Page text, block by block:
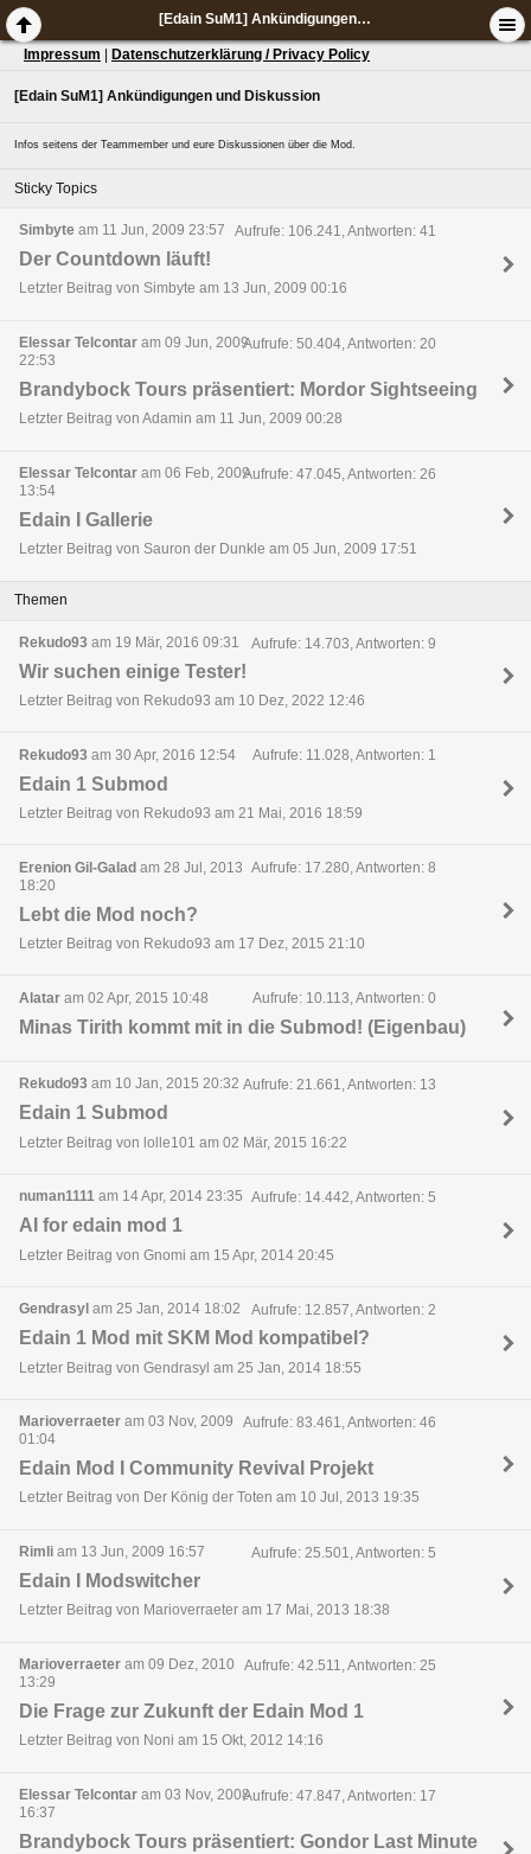
[Edain SuM1] Ankündigungen und Diskussion
Impressum Datenschutzerklärung / Privacy Policy
[Edain SuM1] Ankündigungen und Diskussion
Infos seitens der Teammember und eure Diskussionen über die Mod.
Sticky Topics
Simbyte am 11 Jun, 2009 23:57 Aufrufe: 106.241, Antworten: 41
Der Countdown läuft!
Letzter Beitrag von Simbyte am 13 Jun, 2009 00:16
Elessar Telcontar am 09 Jun, 2009
22:53
Aufrufe: 50.404, Antworten: 20
Brandybock Tours präsentiert: Mordor Sightseeing
Letzter Beitrag von Adamin am 11 Jun, 2009 00:28
Elessar Telcontar am 06 Feb, 2009
13:54
Aufrufe: 47.045, Antworten: 26
Edain I Gallerie
Letzter Beitrag von Sauron der Dunkle am 05 Jun, 2009 17:51
Themen
Rekudo93 am 19 Mär, 2016 09:31 Aufrufe: 14.703, Antworten: 9
Wir suchen einige Tester!
Letzter Beitrag von Rekudo93 am 10 Dez, 2022 12:46
Rekudo93 am 30 Apr, 2016 12:54 Aufrufe: 11.028, Antworten: 1
Edain 1 Submod
Letzter Beitrag von Rekudo93 am 21 Mai, 2016 18:59
Erenion Gil-Galad am 28 Jul, 2013
18:20
Aufrufe: 17.280, Antworten: 8
Lebt die Mod noch?
Letzter Beitrag von Rekudo93 am 17 Dez, 2015 21:10
Alatar am 02 Apr, 2015 10:48 Aufrufe: 10.113, Antworten: 0
Minas Tirith kommt mit in die Submod! (Eigenbau)
Rekudo93 am 10 Jan, 2015 20:32 Aufrufe: 21.661, Antworten: 13
Edain 1 Submod
Letzter Beitrag von lolle101 am 02 Mär, 2015 16:22
numan1111 am 14 Apr, 2014 23:35 Aufrufe: 14.442, Antworten: 5
AI for edain mod 1
Letzter Beitrag von Gnomi am 15 Apr, 2014 20:45
Gendrasyl am 25 Jan, 2014 18:02 Aufrufe: 12.857, Antworten: 2
Edain 1 Mod mit SKM Mod kompatibel?
Letzter Beitrag von Gendrasyl am 25 Jan, 2014 18:55
Marioverraeter am 03 Nov, 2009
01:04
Aufrufe: 83.461, Antworten: 46
Edain Mod I Community Revival Projekt
Letzter Beitrag von Der König der Toten am 10 Jul, 2013 19:35
Rimli am 13 Jun, 2009 16:57 Aufrufe: 25.501, Antworten: 5
Edain I Modswitcher
Letzter Beitrag von Marioverraeter am 17 Mai, 2013 18:38
Marioverraeter am 09 Dez, 2010
13:29
Aufrufe: 42.511, Antworten: 25
Die Frage zur Zukunft der Edain Mod 1
Letzter Beitrag von Noni am 15 Okt, 2012 14:16
Elessar Telcontar am 03 Nov, 2008
16:37
Aufrufe: 47.847, Antworten: 17
Brandybock Tours präsentiert: Gondor Last Minute